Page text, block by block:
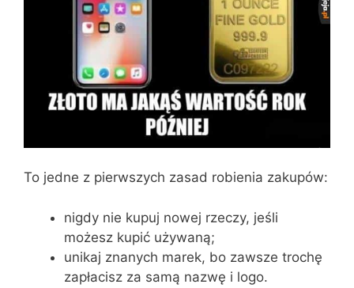
To jedne z pierwszych zasad robienia zakupów:
nigdy nie kupuj nowej rzeczy, jeśli
możesz kupić używaną;
unikaj znanych marek, bo zawsze trochę
zapłacisz za samą nazwę i logo.